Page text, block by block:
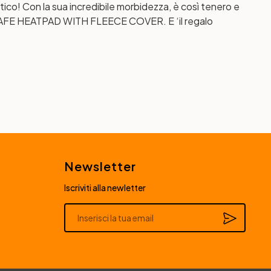
Con la sua incredibile morbidezza, è così tenero e
HEATPAD WITH FLEECE COVER. E ‘il regalo
Newsletter
Iscriviti alla newletter